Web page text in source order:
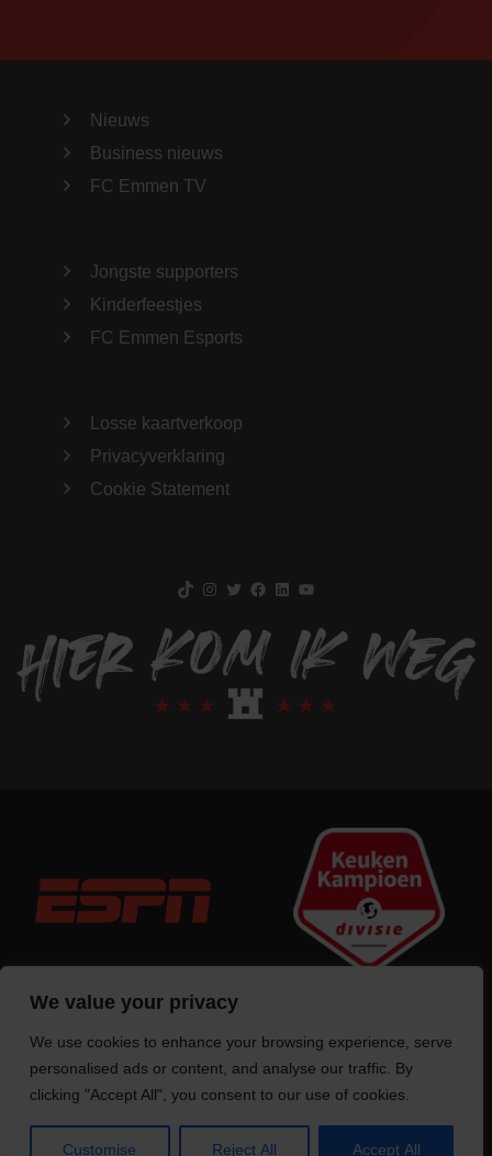
We value your privacy
We use cookies to enhance your browsing experience, serve
personalised ads or content, and analyse our traffic. By
clicking "Accept All", you consent to our use of cookies.
Customise Reject All Accept All
Nieuws
Business nieuws
FC Emmen TV
Jongste supporters
Kinderfeestjes
FC Emmen Esports
Losse kaartverkoop
Privacyverklaring
Cookie Statement
Trotse bouwervan deze website